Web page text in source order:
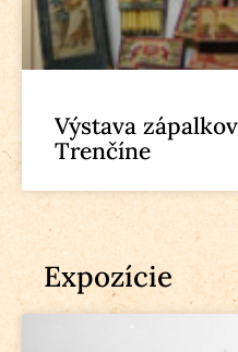
Výstava
Trenčíne
Expozície